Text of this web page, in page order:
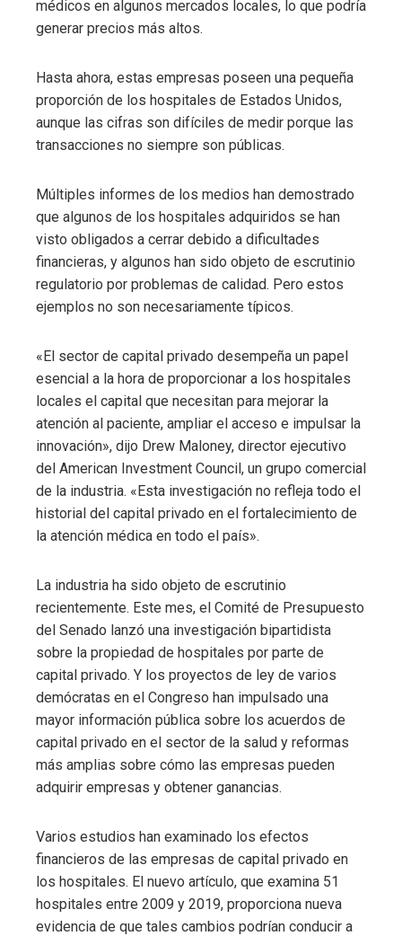
médicos en algunos mercados locales, lo que podría
generar precios más altos.
Hasta ahora, estas empresas poseen una pequeña
proporción de los hospitales de Estados Unidos,
aunque las cifras son difíciles de medir porque las
transacciones no siempre son públicas.
Múltiples informes de los medios han demostrado
que algunos de los hospitales adquiridos se han
visto obligados a cerrar debido a dificultades
financieras, y algunos han sido objeto de escrutinio
regulatorio por problemas de calidad. Pero estos
ejemplos no son necesariamente típicos.
«El sector de capital privado desempeña un papel
esencial a la hora de proporcionar a los hospitales
locales el capital que necesitan para mejorar la
atención al paciente, ampliar el acceso e impulsar la
innovación», dijo Drew Maloney, director ejecutivo
del American Investment Council, un grupo comercial
de la industria. «Esta investigación no refleja todo el
historial del capital privado en el fortalecimiento de
la atención médica en todo el país».
La industria ha sido objeto de escrutinio
recientemente. Este mes, el Comité de Presupuesto
del Senado lanzó una investigación bipartidista
sobre la propiedad de hospitales por parte de
capital privado. Y los proyectos de ley de varios
demócratas en el Congreso han impulsado una
mayor información pública sobre los acuerdos de
capital privado en el sector de la salud y reformas
más amplias sobre cómo las empresas pueden
adquirir empresas y obtener ganancias.
Varios estudios han examinado los efectos
financieros de las empresas de capital privado en
los hospitales. El nuevo artículo, que examina 51
hospitales entre 2009 y 2019, proporciona nueva
evidencia de que tales cambios podrían conducir a